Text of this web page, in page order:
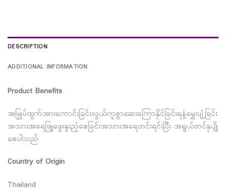
DESCRIPTION
ADDITIONAL INFORMATION
Product Benefits
အမြှုပ်ထွက်အားကောင်းခြင်းလွယ်ကူစွာဆေးကြောနိုင်ခြင်းရနံ့မွှေးပျံ့ခြင်း
အသားအရေဖြူဖွေးနူးညံ့စေခြင်းအသားအရေတင်းရင်းပြီး အရွယ်တင်နုပျို
စေပါသည်
Country of Origin
Thailand